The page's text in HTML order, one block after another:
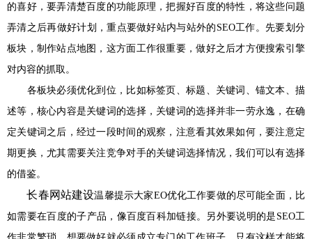
的喜好，要弄清楚百度的功能原理，把握好百度的特性，将这些问题
弄清之后再做好计划，重点要做好站内与站外的SEO工作。先要划分
板块，制作站点地图，这方面工作很重要，做好之后才方便搜索引擎
对内容的抓取。
各板块必须优化到位，比如标签页、标题、关键词、锚文本、描
述等，核心内容是关键词的选择，关键词的选择并非一劳永逸，在确
定关键词之后，经过一段时间的观察，注意看其效果如何，要注意定
期更换，尤其需要关注竞争对手的关键词选择情况，我们可以有选择
的借鉴。
长春网站建设温馨提示大家EO优化工作要做的尽可能全面，比
如需要在百度的子产品，像百度百科加链接。另外要说明的是SEO工